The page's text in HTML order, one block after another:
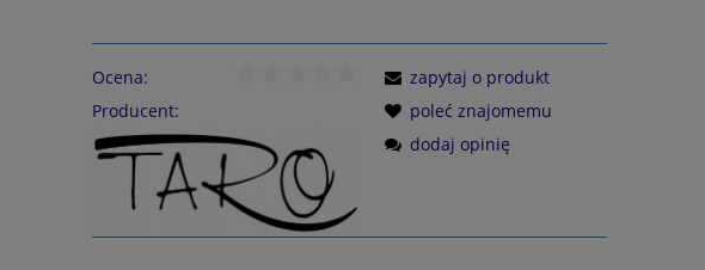
Ocena:
Producent:
zapytaj o produkt
poleć znajomemu
dodaj opinię